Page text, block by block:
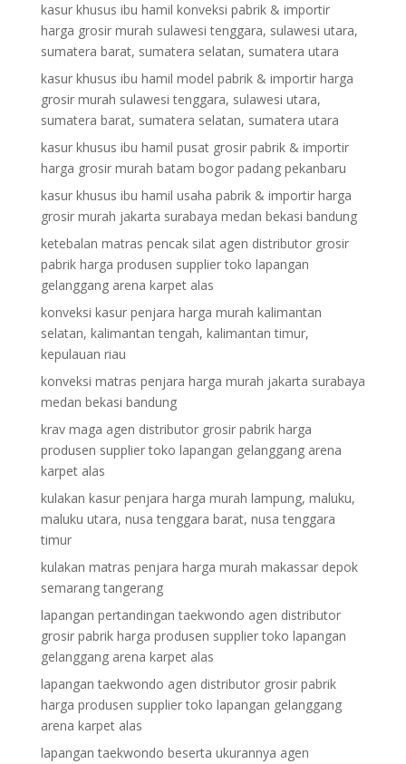
kasur khusus ibu hamil konveksi pabrik & importir
harga grosir murah sulawesi tenggara, sulawesi utara,
sumatera barat, sumatera selatan, sumatera utara
kasur khusus ibu hamil model pabrik & importir harga
grosir murah sulawesi tenggara, sulawesi utara,
sumatera barat, sumatera selatan, sumatera utara
kasur khusus ibu hamil pusat grosir pabrik & importir
harga grosir murah batam bogor padang pekanbaru
kasur khusus ibu hamil usaha pabrik & importir harga
grosir murah jakarta surabaya medan bekasi bandung
ketebalan matras pencak silat agen distributor grosir
pabrik harga produsen supplier toko lapangan
gelanggang arena karpet alas
konveksi kasur penjara harga murah kalimantan
selatan, kalimantan tengah, kalimantan timur,
kepulauan riau
konveksi matras penjara harga murah jakarta surabaya
medan bekasi bandung
krav maga agen distributor grosir pabrik harga
produsen supplier toko lapangan gelanggang arena
karpet alas
kulakan kasur penjara harga murah lampung, maluku,
maluku utara, nusa tenggara barat, nusa tenggara
timur
kulakan matras penjara harga murah makassar depok
semarang tangerang
lapangan pertandingan taekwondo agen distributor
grosir pabrik harga produsen supplier toko lapangan
gelanggang arena karpet alas
lapangan taekwondo agen distributor grosir pabrik
harga produsen supplier toko lapangan gelanggang
arena karpet alas
lapangan taekwondo beserta ukurannya agen